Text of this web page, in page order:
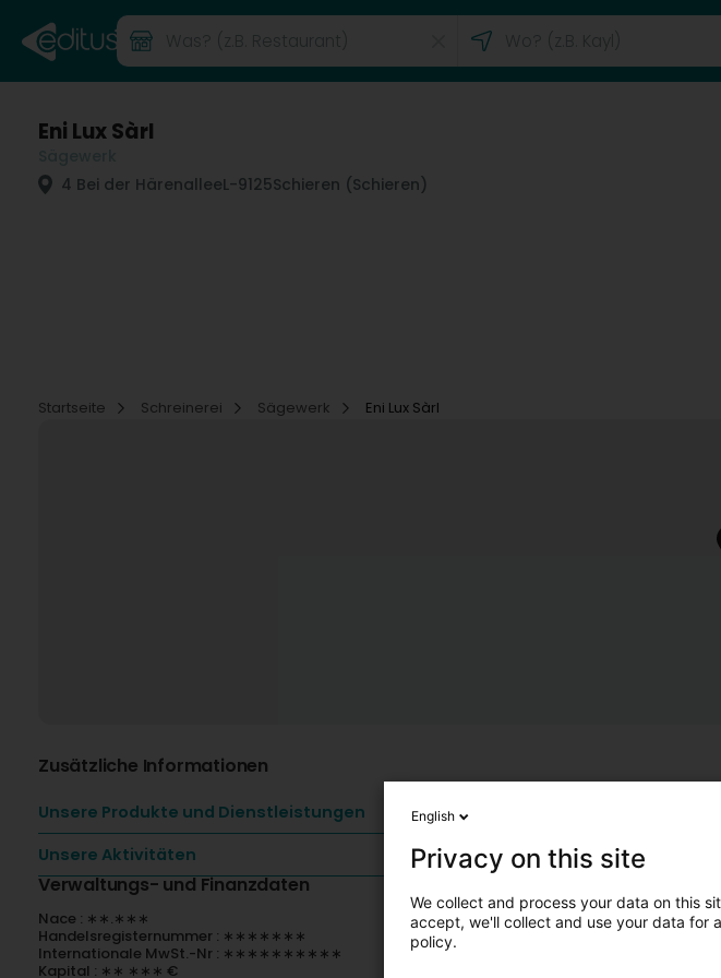
Eni Lux Sàrl
4 Bei der HärenalleeL-9125Schieren (Schieren)
Startseite
Schreinerei Sägewerk Eni Lux Sàrl
Zusätzliche Informationen
Unsere Produkte und Dienstleistungen
Unsere Aktivitäten
Verwaltungs- und Finanzdaten
Nace : ∗∗.∗∗∗
Handelsregisternummer : ∗∗∗∗∗∗∗
Internationale MwSt.-Nr : ∗∗∗∗∗∗∗∗∗∗
Kapital : ∗∗ ∗∗∗ €
English
Privacy on this site
We collect and process your data on this
accept, we'll collect and use your data for
policy.